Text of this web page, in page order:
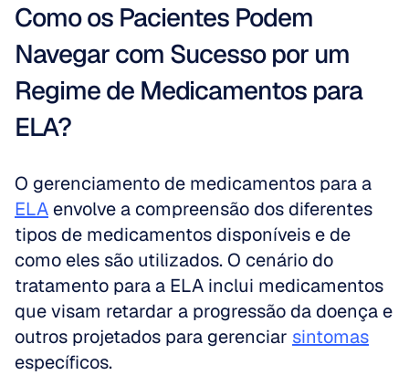
Como os Pacientes Podem
Navegar com Sucesso por um
Regime de Medicamentos para
ELA?
ELA envolve a compreensão dos diferentes
tipos de medicamentos disponíveis e de
como eles são utilizados. O cenário do
tratamento para a ELA inclui medicamentos
que visam retardar a progressão da doença e
outros projetados para gerenciar sintomas
específicos.